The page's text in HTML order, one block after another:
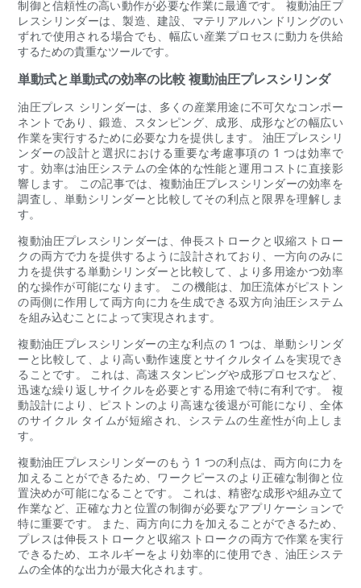
制御と信頼性の高い動作が必要な作業に最適です。 複動油圧プ
レスシリンダーは、製造、建設、マテリアルハンドリングのい
ずれで使用される場合でも、幅広い産業プロセスに動力を供給
するための貴重なツールです。
単動式と単動式の効率の比較 複動油圧プレスシリンダ
油圧プレス シリンダーは、多くの産業用途に不可欠なコンポー
ネントであり、鍛造、スタンピング、成形、成形などの幅広い
作業を実行するために必要な力を提供します。 油圧プレスシリ
ンダーの設計と選択における重要な考慮事項の 1 つは効率で
す。効率は油圧システムの全体的な性能と運用コストに直接影
響します。 この記事では、複動油圧プレスシリンダーの効率を
調査し、単動シリンダーと比較してその利点と限界を理解しま
す。
複動油圧プレスシリンダーは、伸長ストロークと収縮ストロー
クの両方で力を提供するように設計されており、一方向のみに
力を提供する単動シリンダーと比較して、より多用途かつ効率
的な操作が可能になります。 この機能は、加圧流体がピストン
の両側に作用して両方向に力を生成できる双方向油圧システム
を組み込むことによって実現されます。
複動油圧プレスシリンダーの主な利点の 1 つは、単動シリンダ
ーと比較して、より高い動作速度とサイクルタイムを実現でき
ることです。 これは、高速スタンピングや成形プロセスなど、
迅速な繰り返しサイクルを必要とする用途で特に有利です。 複
動設計により、ピストンのより高速な後退が可能になり、全体
のサイクル タイムが短縮され、システムの生産性が向上しま
す。
複動油圧プレスシリンダーのもう 1 つの利点は、両方向に力を
加えることができるため、ワークピースのより正確な制御と位
置決めが可能になることです。 これは、精密な成形や組み立て
作業など、正確な力と位置の制御が必要なアプリケーションで
特に重要です。 また、両方向に力を加えることができるため、
プレスは伸長ストロークと収縮ストロークの両方で作業を実行
できるため、エネルギーをより効率的に使用でき、油圧システ
ムの全体的な出力が最大化されます。